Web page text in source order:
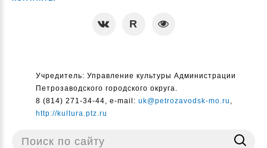
Учредитель: Управление культуры Администрации
Петрозаводского городского округа.
8 (814) 271-34-44, e-mail: uk@petrozavodsk-mo.ru ,
http://kultura.ptz.ru
Поиск